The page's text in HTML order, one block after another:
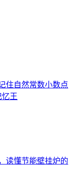
住自然常数小数点
王
读懂节能壁挂炉的